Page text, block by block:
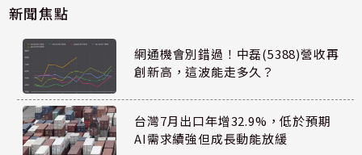
新聞焦點
網通機會別錯過！中磊(5388)營收再
創新高，這波能走多久？
台灣7月出口年增32.9%，低於預期
AI需求續強但成長動能放緩